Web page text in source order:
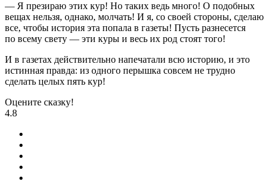
— Я презираю этих кур! Но таких ведь много! О подобных
вещах нельзя, однако, молчать! И я, со своей стороны, сделаю
все, чтобы история эта попала в газеты! Пусть разнесется
по всему свету — эти куры и весь их род стоят того!
И в газетах действительно напечатали всю историю, и это
истинная правда: из одного перышка совсем не трудно
сделать целых пять кур!
Оцените сказку!
4.8